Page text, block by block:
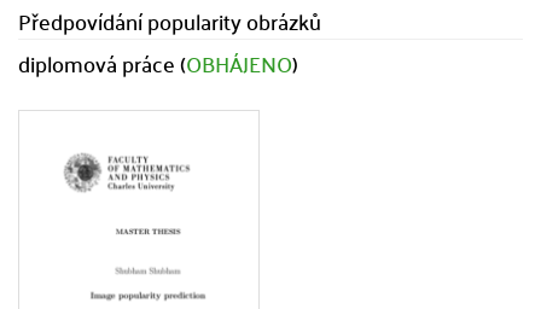
Předpovídání popularity obrázků
diplomová práce (OBHÁJENO)